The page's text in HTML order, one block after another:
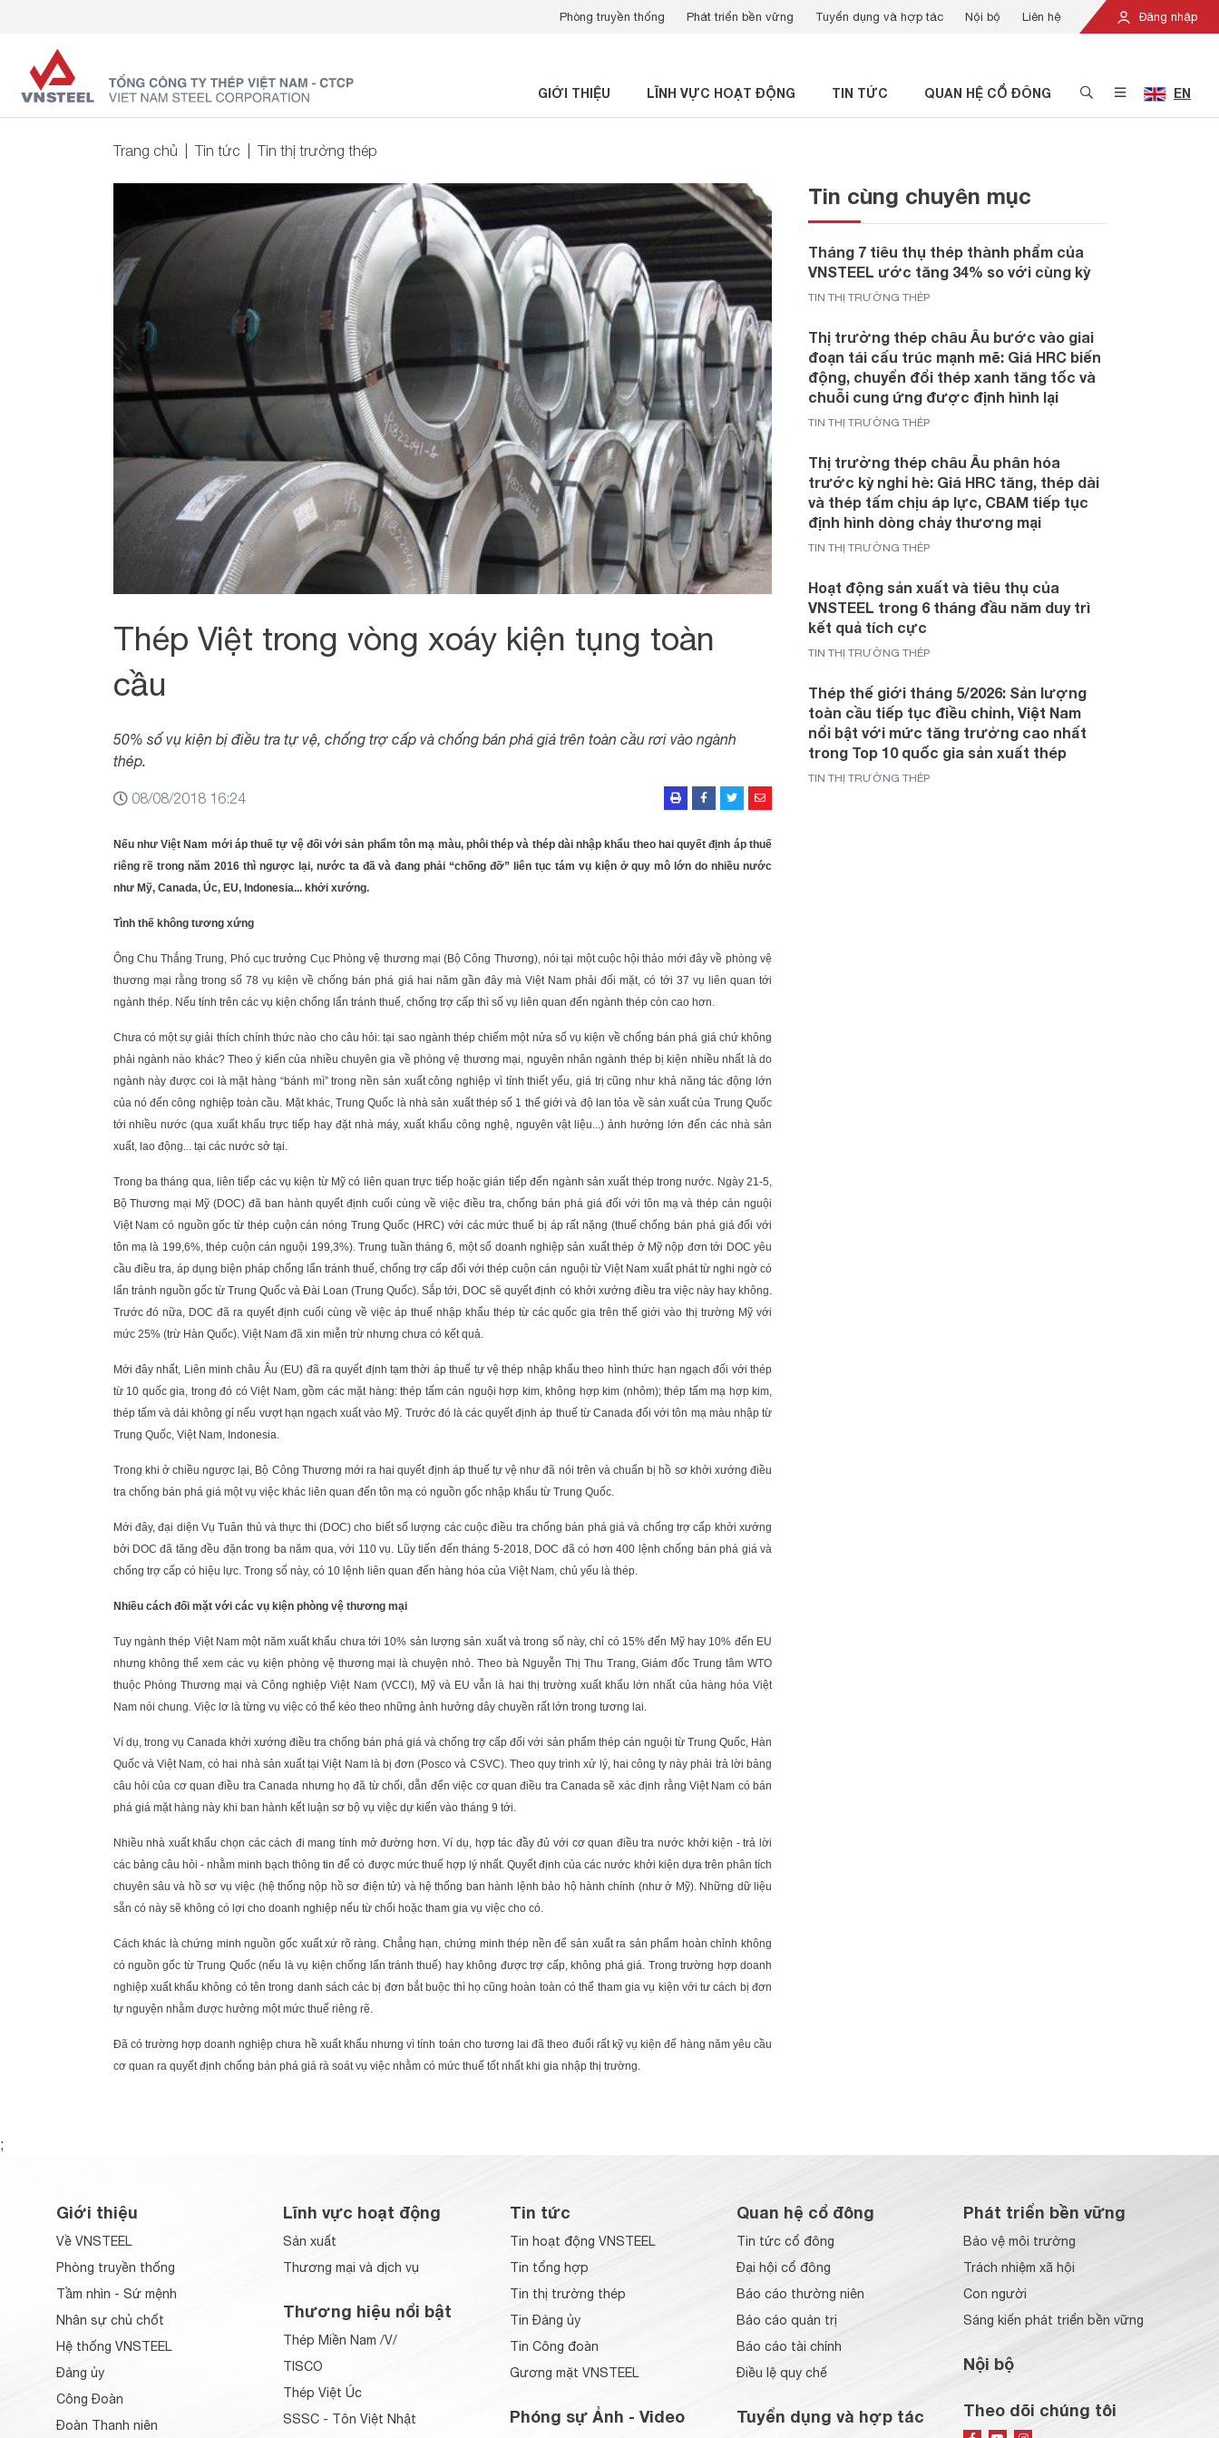
Đăng nhập
Phòng truyền thống Phát triển bền vững Tuyển dụng và hợp tác Nội bộ Liên hệ
GIỚI THIỆU LĨNH VỰC HOẠT ĐỘNG TIN TỨC QUAN HỆ CỔ ĐÔNG EN
Trang chủ Tin tức Tin thị trường thép
Thép Việt trong vòng xoáy kiện tụng toàn
cầu
50% số vụ kiện bị điều tra tự vệ, chống trợ cấp và chống bán phá giá trên toàn cầu rơi vào ngành
thép.
08/08/2018 16:24
Nếu như Việt Nam mới áp thuế tự vệ đối với sản phẩm tôn mạ màu, phôi thép và thép dài nhập khẩu theo hai quyết định áp thuế
riêng rẽ trong năm 2016 thì ngược lại, nước ta đã và đang phải “chống đỡ” liên tục tám vụ kiện ở quy mô lớn do nhiều nước
như Mỹ, Canada, Úc, EU, Indonesia... khởi xướng.
Tình thế không tương xứng
Ông Chu Thắng Trung, Phó cục trưởng Cục Phòng vệ thương mại (Bộ Công Thương), nói tại một cuộc hội thảo mới đây về phòng vệ
thương mại rằng trong số 78 vụ kiện về chống bán phá giá hai năm gần đây mà Việt Nam phải đối mặt, có tới 37 vụ liên quan tới
ngành thép. Nếu tính trên các vụ kiện chống lẩn tránh thuế, chống trợ cấp thì số vụ liên quan đến ngành thép còn cao hơn.
Chưa có một sự giải thích chính thức nào cho câu hỏi: tại sao ngành thép chiếm một nửa số vụ kiện về chống bán phá giá chứ không
phải ngành nào khác? Theo ý kiến của nhiều chuyên gia về phòng vệ thương mại, nguyên nhân ngành thép bị kiện nhiều nhất là do
ngành này được coi là mặt hàng “bánh mì” trong nền sản xuất công nghiệp vì tính thiết yếu, giá trị cũng như khả năng tác động lớn
của nó đến công nghiệp toàn cầu. Mặt khác, Trung Quốc là nhà sản xuất thép số 1 thế giới và độ lan tỏa về sản xuất của Trung Quốc
tới nhiều nước (qua xuất khẩu trực tiếp hay đặt nhà máy, xuất khẩu công nghệ, nguyên vật liệu...) ảnh hưởng lớn đến các nhà sản
xuất, lao động... tại các nước sở tại.
Trong ba tháng qua, liên tiếp các vụ kiện từ Mỹ có liên quan trực tiếp hoặc gián tiếp đến ngành sản xuất thép trong nước. Ngày 21-5,
Bộ Thương mại Mỹ (DOC) đã ban hành quyết định cuối cùng về việc điều tra, chống bán phá giá đối với tôn mạ và thép cán nguội
Việt Nam có nguồn gốc từ thép cuộn cán nóng Trung Quốc (HRC) với các mức thuế bị áp rất nặng (thuế chống bán phá giá đối với
tôn mạ là 199,6%, thép cuộn cán nguội 199,3%). Trung tuần tháng 6, một số doanh nghiệp sản xuất thép ở Mỹ nộp đơn tới DOC yêu
cầu điều tra, áp dụng biện pháp chống lẩn tránh thuế, chống trợ cấp đối với thép cuộn cán nguội từ Việt Nam xuất phát từ nghi ngờ có
lẩn tránh nguồn gốc từ Trung Quốc và Đài Loan (Trung Quốc). Sắp tới, DOC sẽ quyết định có khởi xướng điều tra việc này hay không.
Trước đó nữa, DOC đã ra quyết định cuối cùng về việc áp thuế nhập khẩu thép từ các quốc gia trên thế giới vào thị trường Mỹ với
mức 25% (trừ Hàn Quốc). Việt Nam đã xin miễn trừ nhưng chưa có kết quả.
Mới đây nhất, Liên minh châu Âu (EU) đã ra quyết định tạm thời áp thuế tự vệ thép nhập khẩu theo hình thức hạn ngạch đối với thép
từ 10 quốc gia, trong đó có Việt Nam, gồm các mặt hàng: thép tấm cán nguội hợp kim, không hợp kim (nhôm); thép tấm mạ hợp kim,
thép tấm và dải không gỉ nếu vượt hạn ngạch xuất vào Mỹ. Trước đó là các quyết định áp thuế từ Canada đối với tôn mạ màu nhập từ
Trung Quốc, Việt Nam, Indonesia.
Trong khi ở chiều ngược lại, Bộ Công Thương mới ra hai quyết định áp thuế tự vệ như đã nói trên và chuẩn bị hồ sơ khởi xướng điều
tra chống bán phá giá một vụ việc khác liên quan đến tôn mạ có nguồn gốc nhập khẩu từ Trung Quốc.
Mới đây, đại diện Vụ Tuân thủ và thực thi (DOC) cho biết số lượng các cuộc điều tra chống bán phá giá và chống trợ cấp khởi xướng
bởi DOC đã tăng đều đặn trong ba năm qua, với 110 vụ. Lũy tiến đến tháng 5-2018, DOC đã có hơn 400 lệnh chống bán phá giá và
chống trợ cấp có hiệu lực. Trong số này, có 10 lệnh liên quan đến hàng hóa của Việt Nam, chủ yếu là thép.
Nhiều cách đối mặt với các vụ kiện phòng vệ thương mại
Tuy ngành thép Việt Nam một năm xuất khẩu chưa tới 10% sản lượng sản xuất và trong số này, chỉ có 15% đến Mỹ hay 10% đến EU
nhưng không thể xem các vụ kiện phòng vệ thương mại là chuyện nhỏ. Theo bà Nguyễn Thị Thu Trang, Giám đốc Trung tâm WTO
thuộc Phòng Thương mại và Công nghiệp Việt Nam (VCCI), Mỹ và EU vẫn là hai thị trường xuất khẩu lớn nhất của hàng hóa Việt
Nam nói chung. Việc lơ là từng vụ việc có thể kéo theo những ảnh hưởng dây chuyền rất lớn trong tương lai.
Ví dụ, trong vụ Canada khởi xướng điều tra chống bán phá giá và chống trợ cấp đối với sản phẩm thép cán nguội từ Trung Quốc, Hàn
Quốc và Việt Nam, có hai nhà sản xuất tại Việt Nam là bị đơn (Posco và CSVC). Theo quy trình xử lý, hai công ty này phải trả lời bảng
câu hỏi của cơ quan điều tra Canada nhưng họ đã từ chối, dẫn đến việc cơ quan điều tra Canada sẽ xác định rằng Việt Nam có bán
phá giá mặt hàng này khi ban hành kết luận sơ bộ vụ việc dự kiến vào tháng 9 tới.
Nhiều nhà xuất khẩu chọn các cách đi mang tính mở đường hơn. Ví dụ, hợp tác đầy đủ với cơ quan điều tra nước khởi kiện - trả lời
các bảng câu hỏi - nhằm minh bạch thông tin để có được mức thuế hợp lý nhất. Quyết định của các nước khởi kiện dựa trên phân tích
chuyên sâu và hồ sơ vụ việc (hệ thống nộp hồ sơ điện tử) và hệ thống ban hành lệnh bảo hộ hành chính (như ở Mỹ). Những dữ liệu
sẵn có này sẽ không có lợi cho doanh nghiệp nếu từ chối hoặc tham gia vụ việc cho có.
Cách khác là chứng minh nguồn gốc xuất xứ rõ ràng. Chẳng hạn, chứng minh thép nền để sản xuất ra sản phẩm hoàn chỉnh không
có nguồn gốc từ Trung Quốc (nếu là vụ kiện chống lẩn tránh thuế) hay không được trợ cấp, không phá giá. Trong trường hợp doanh
nghiệp xuất khẩu không có tên trong danh sách các bị đơn bắt buộc thì họ cũng hoàn toàn có thể tham gia vụ kiện với tư cách bị đơn
tự nguyện nhằm được hưởng một mức thuế riêng rẽ.
Đã có trường hợp doanh nghiệp chưa hề xuất khẩu nhưng vì tính toán cho tương lai đã theo đuổi rất kỹ vụ kiện để hàng năm yêu cầu
cơ quan ra quyết định chống bán phá giá rà soát vụ việc nhằm có mức thuế tốt nhất khi gia nhập thị trường.
Tin cùng chuyên mục
Tháng 7 tiêu thụ thép thành phẩm của
VNSTEEL ước tăng 34% so với cùng kỳ
TIN THỊ TRƯỜNG THÉP
Thị trường thép châu Âu bước vào giai
đoạn tái cấu trúc mạnh mẽ: Giá HRC biến
động, chuyển đổi thép xanh tăng tốc và
chuỗi cung ứng được định hình lại
TIN THỊ TRƯỜNG THÉP
Thị trường thép châu Âu phân hóa
trước kỳ nghỉ hè: Giá HRC tăng, thép dài
và thép tấm chịu áp lực, CBAM tiếp tục
định hình dòng chảy thương mại
TIN THỊ TRƯỜNG THÉP
Hoạt động sản xuất và tiêu thụ của
VNSTEEL trong 6 tháng đầu năm duy trì
kết quả tích cực
TIN THỊ TRƯỜNG THÉP
Thép thế giới tháng 5/2026: Sản lượng
toàn cầu tiếp tục điều chỉnh, Việt Nam
nổi bật với mức tăng trưởng cao nhất
trong Top 10 quốc gia sản xuất thép
TIN THỊ TRƯỜNG THÉP
;
Giới thiệu
Về VNSTEEL
Phòng truyền thống
Tầm nhìn - Sứ mệnh
Nhân sự chủ chốt
Hệ thống VNSTEEL
Đảng ủy
Công Đoàn
Đoàn Thanh niên
Lĩnh vực hoạt động
Sản xuất
Thương mại và dịch vụ
Thương hiệu nổi bật
Thép Miền Nam /V/
TISCO
Thép Việt Úc
SSSC - Tôn Việt Nhật
Tin tức
Tin hoạt động VNSTEEL
Tin tổng hợp
Tin thị trường thép
Tin Đảng ủy
Tin Công đoàn
Gương mặt VNSTEEL
Phóng sự Ảnh - Video
Quan hệ cổ đông
Tin tức cổ đông
Đại hội cổ đông
Báo cáo thường niên
Báo cáo quản trị
Báo cáo tài chính
Điều lệ quy chế
Tuyển dụng và hợp tác
Phát triển bền vững
Bảo vệ môi trường
Trách nhiệm xã hội
Con người
Sáng kiến phát triển bền vững
Nội bộ
Theo dõi chúng tôi